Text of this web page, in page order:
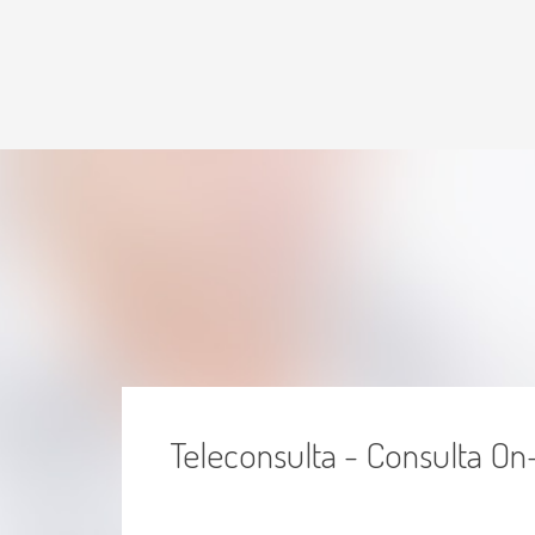
Teleconsulta - Consulta